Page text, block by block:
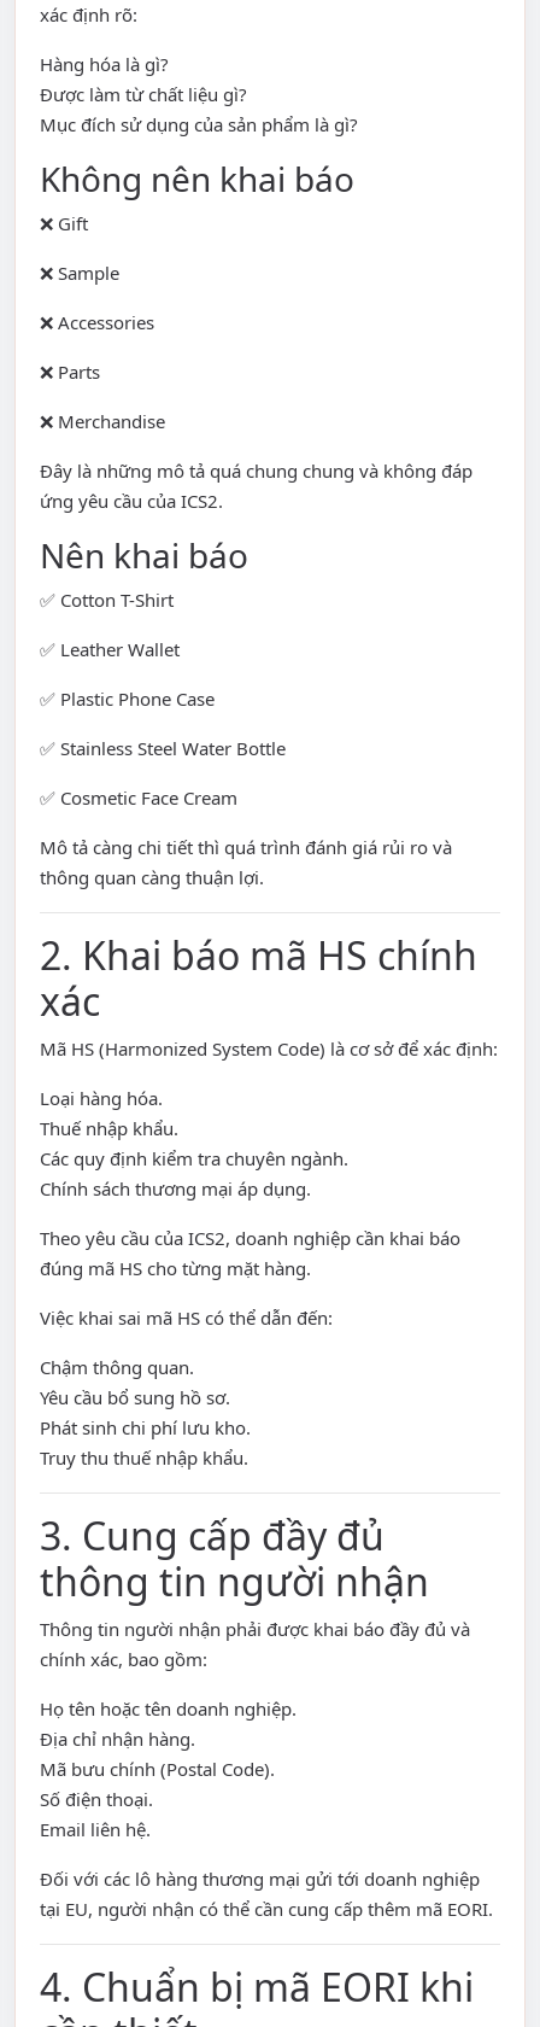
xác định rõ:
Hàng hóa là gì?
Được làm từ chất liệu gì?
Mục đích sử dụng của sản phẩm là gì?
Không nên khai báo
❌ Gift
❌ Sample
❌ Accessories
❌ Parts
❌ Merchandise
Đây là những mô tả quá chung chung và không đáp
ứng yêu cầu của ICS2.
Nên khai báo
✅ Cotton T-Shirt
✅ Leather Wallet
✅ Plastic Phone Case
✅ Stainless Steel Water Bottle
✅ Cosmetic Face Cream
Mô tả càng chi tiết thì quá trình đánh giá rủi ro và
thông quan càng thuận lợi.
2. Khai báo mã HS chính
xác
Mã HS (Harmonized System Code) là cơ sở để xác định:
Loại hàng hóa.
Thuế nhập khẩu.
Các quy định kiểm tra chuyên ngành.
Chính sách thương mại áp dụng.
Theo yêu cầu của ICS2, doanh nghiệp cần khai báo
đúng mã HS cho từng mặt hàng.
Việc khai sai mã HS có thể dẫn đến:
Chậm thông quan.
Yêu cầu bổ sung hồ sơ.
Phát sinh chi phí lưu kho.
Truy thu thuế nhập khẩu.
3. Cung cấp đầy đủ
thông tin người nhận
Thông tin người nhận phải được khai báo đầy đủ và
chính xác, bao gồm:
Họ tên hoặc tên doanh nghiệp.
Địa chỉ nhận hàng.
Mã bưu chính (Postal Code).
Số điện thoại.
Email liên hệ.
Đối với các lô hàng thương mại gửi tới doanh nghiệp
tại EU, người nhận có thể cần cung cấp thêm mã EORI.
4. Chuẩn bị mã EORI khi